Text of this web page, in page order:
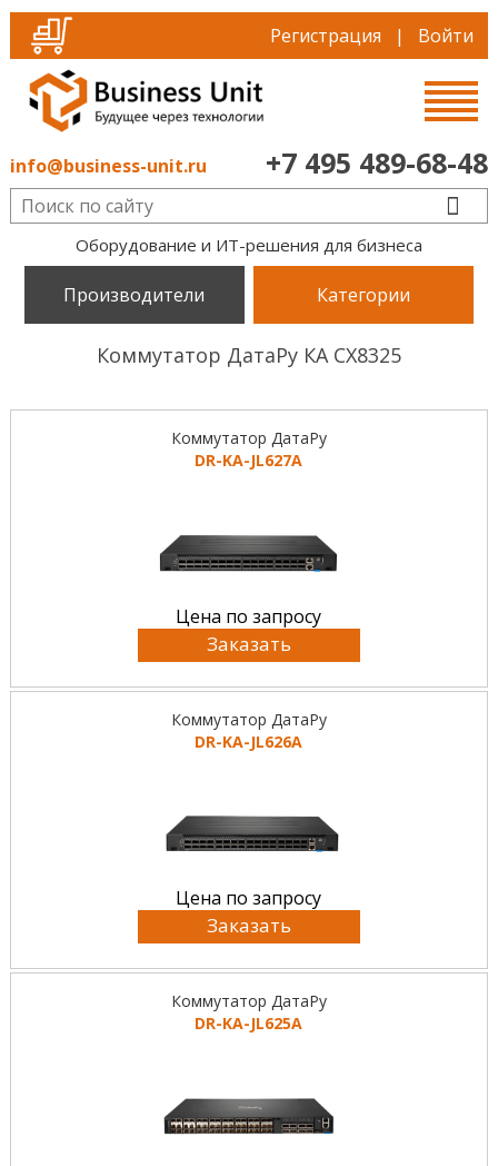
Регистрация | Войти
info@business-unit.ru +7 495 489-68-48
Оборудование и ИТ-решения для бизнеса
Производители Категории
Коммутатор ДатаРу КА СХ8325
Коммутатор ДатаРу
DR-KA-JL627A
Цена по запросу
Заказать
Коммутатор ДатаРу
DR-KA-JL626A
Цена по запросу
Заказать
Коммутатор ДатаРу
DR-KA-JL625A